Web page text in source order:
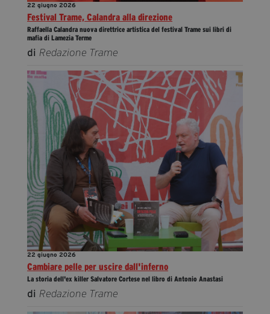
22 giugno 2026
Festival Trame, Calandra alla direzione
Raffaella Calandra nuova direttrice artistica del festival Trame sui libri di
mafia di Lamezia Terme
di Redazione Trame
22 giugno 2026
Cambiare pelle per uscire dall'inferno
La storia dell'ex killer Salvatore Cortese nel libro di Antonio Anastasi
di Redazione Trame